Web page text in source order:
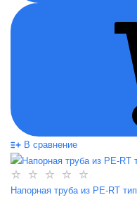
В сравнение
Напорная труба из PE-RT